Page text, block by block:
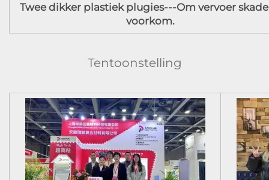
Twee dikker plastiek plugies---Om vervoer
voorkom.
Tentoonstelling